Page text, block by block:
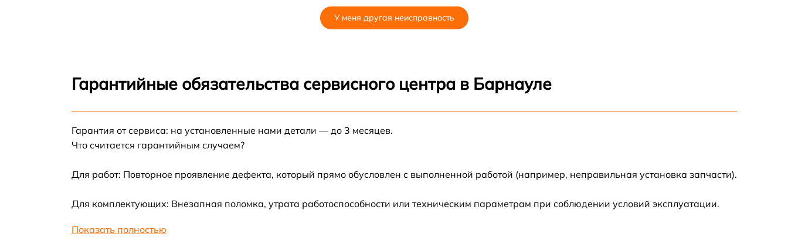
Замена станции airport от 60 мин
Замена батареи от 30 мин 1600 р
Замена аудио выхода
У меня другая неисправность
Гарантийные обязательства сервисного центра в Барнауле
Гарантия от сервиса: на установленные нами детали — до 3 месяцев.
Что считается гарантийным случаем?
Для работ: Повторное проявление дефекта, который прямо обусловлен с выполненной работой (например, неправильная установка запчасти).
Для комплектующих: Внезапная поломка, утрата работоспособности или техническим параметрам при соблюдении условий эксплуатации.
Показать полностью